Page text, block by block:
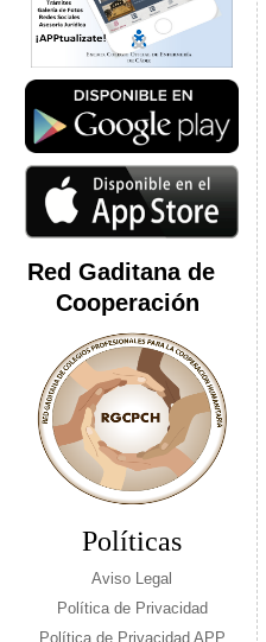
Red Gaditana de
Cooperación
Políticas
Aviso Legal
Política de Privacidad
Política de Privacidad APP